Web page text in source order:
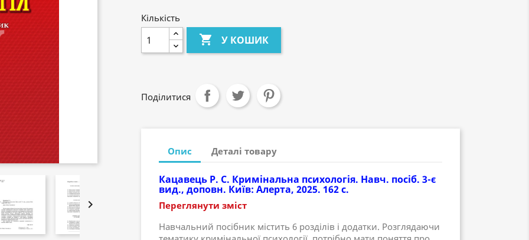

Кількість
 У КОШИК
Поділитися
Опис Деталі товару
Кацавець Р. С. Кримінальна психологія. Навч. посіб. 3-є
вид., доповн. Київ: Алерта, 2025. 162 с.
Переглянути зміст
Навчальний посібник містить 6 розділів і додатки. Розглядаючи